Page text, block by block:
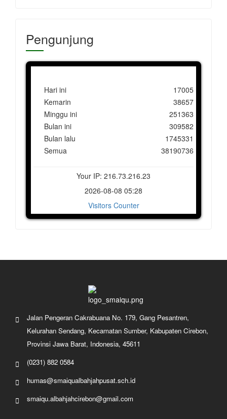
Pengunjung
Hari ini
Kemarin
Minggu ini
Bulan ini
Bulan lalu
Semua
17005
38657
251363
309582
1745331
38190736
Your IP: 216.73.216.23
2026-08-08 05:28
Visitors Counter
Jalan Pengeran Cakrabuana No. 179, Gang Pesantren,
Kelurahan Sendang, Kecamatan Sumber, Kabupaten Cirebon,
Provinsi Jawa Barat, Indonesia, 45611
(0231) 882 0584
humas@smaiqualbahjahpusat.sch.id
smaiqu.albahjahcirebon@gmail.com